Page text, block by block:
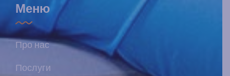
Меню
Про нас
Послуги